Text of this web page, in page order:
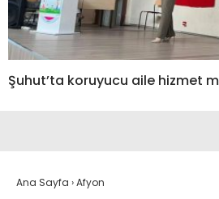
Şuhut’ta koruyucu aile hizmet
Ana Sayfa ›Afyon